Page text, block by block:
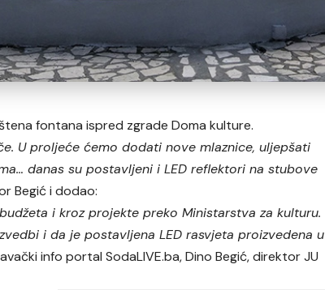
fontana ispred zgrade Doma kulture.
U proljeće ćemo dodati nove mlaznice, uljepšati
danas su postavljeni i LED reflektori na stubove
Begić i dodao:
i kroz projekte preko Ministarstva za kulturu.
i da je postavljena LED rasvjeta proizvedena u
info portal SodaLIVE.ba, Dino Begić, direktor JU